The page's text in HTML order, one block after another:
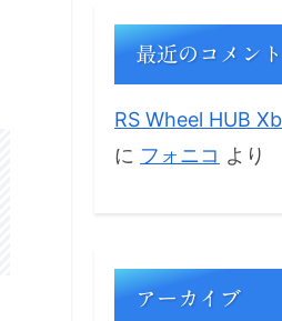
最近のコメント
RS Wheel HUB
に フォニコ より
アーカイブ